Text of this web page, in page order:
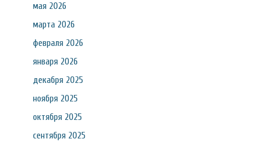
мая 2026
марта 2026
февраля 2026
января 2026
декабря 2025
ноября 2025
октября 2025
сентября 2025